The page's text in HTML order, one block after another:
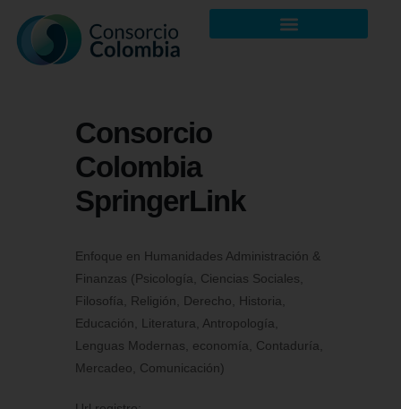
Consorcio
Colombia
SpringerLink
Enfoque en Humanidades Administración &
Finanzas (Psicología, Ciencias Sociales,
Filosofía, Religión, Derecho, Historia,
Educación, Literatura, Antropología,
Lenguas Modernas, economía, Contaduría,
Mercadeo, Comunicación)